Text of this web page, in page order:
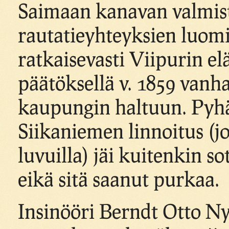
Saimaan kanavan
rautatieyhteyksien
ratkaisevasti Viipurin
päätöksellä v. 1859
kaupungin haltuun.
Siikaniemen linnoitus
luvuilla) jäi kuitenkin
eikä sitä saanut purkaa.
Insinööri Berndt Otto